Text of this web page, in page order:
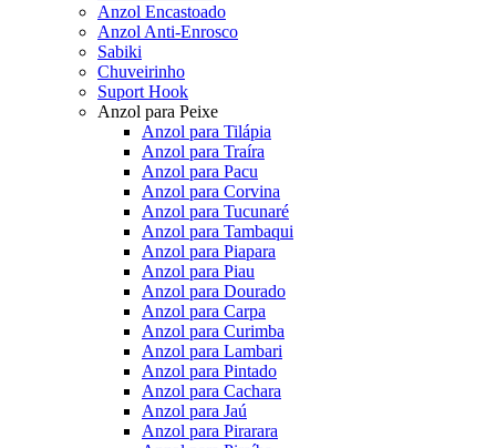
Anzol Encastoado
Anzol Anti-Enrosco
Sabiki
Chuveirinho
Suport Hook
Anzol para Peixe
Anzol para Tilápia
Anzol para Traíra
Anzol para Pacu
Anzol para Corvina
Anzol para Tucunaré
Anzol para Tambaqui
Anzol para Piapara
Anzol para Piau
Anzol para Dourado
Anzol para Carpa
Anzol para Curimba
Anzol para Lambari
Anzol para Pintado
Anzol para Cachara
Anzol para Jaú
Anzol para Pirarara